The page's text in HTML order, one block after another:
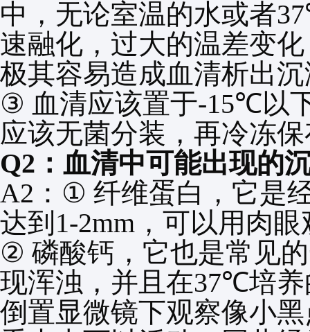
中，无论室温的水或者
速融化，过大的温差变
极其容易造成血清析出
③ 血清应该置于-15℃以
应该无菌分装，再冷冻
Q2 ：血清中可能出现的
A2 ： ① 纤维蛋白，它是
达到 1-2mm ，可以用肉
② 磷酸钙，它也是常见
现浑浊，并且在37℃培
倒置显微镜下观察像小